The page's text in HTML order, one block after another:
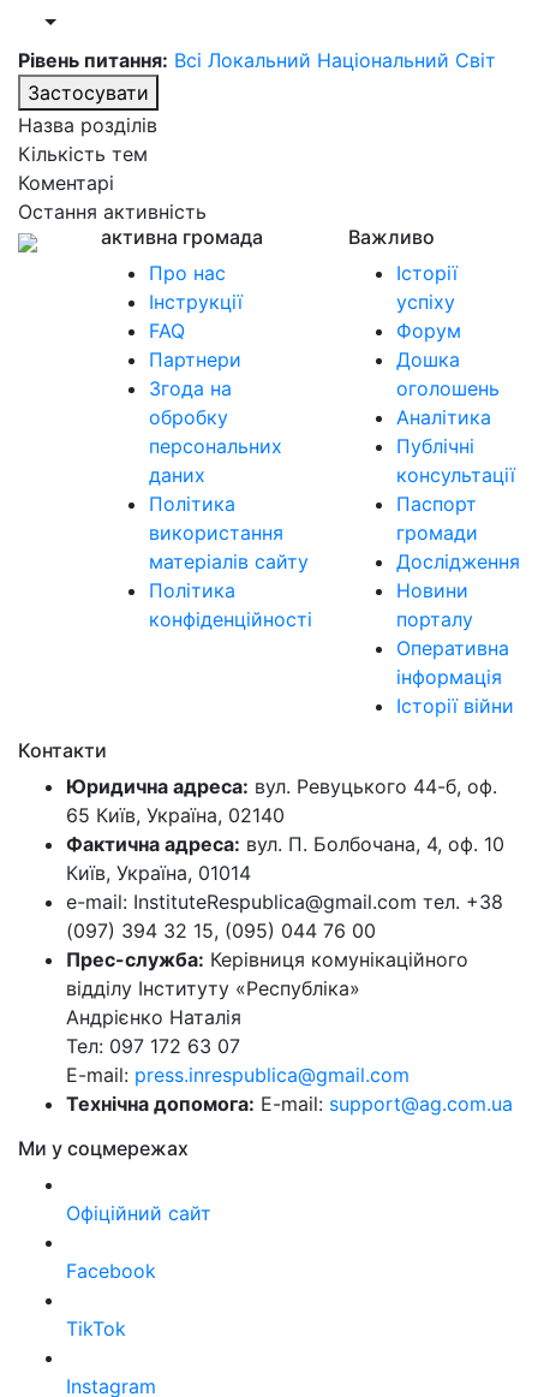
Рівень питання: Всі Локальний Національний Світ
Застосувати
Назва розділів
Кількість тем
Коментарі
Остання активність
активна громада
Про нас
Інструкції
FAQ
Партнери
Згода на
обробку
персональних
даних
Політика
використання
матеріалів сайту
Політика
конфіденційності
Важливо
Історії
успіху
Форум
Дошка
оголошень
Аналітика
Публічні
консультації
Паспорт
громади
Дослідження
Новини
порталу
Оперативна
інформація
Історії війни
Контакти
Юридична адреса: вул. Ревуцького 44-б, оф.
65 Київ, Україна, 02140
Фактична адреса: вул. П. Болбочана, 4, оф. 10
Київ, Україна, 01014
e-mail: InstituteRespublica@gmail.com тел. +38
(097) 394 32 15, (095) 044 76 00
Прес-служба: Керівниця комунікаційного
відділу Інституту «Республіка»
Андрієнко Наталія
Тел: 097 172 63 07
E-mail: press.inrespublica@gmail.com
Технічна допомога: E-mail: support@ag.com.ua
Ми у соцмережах
Офіційний сайт
Facebook
TikTok
Instagram